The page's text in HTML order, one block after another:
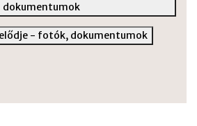
dokumentumok
- fotók, dokumentumok